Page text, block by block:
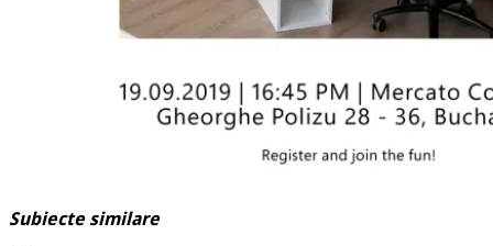
Subiecte similare